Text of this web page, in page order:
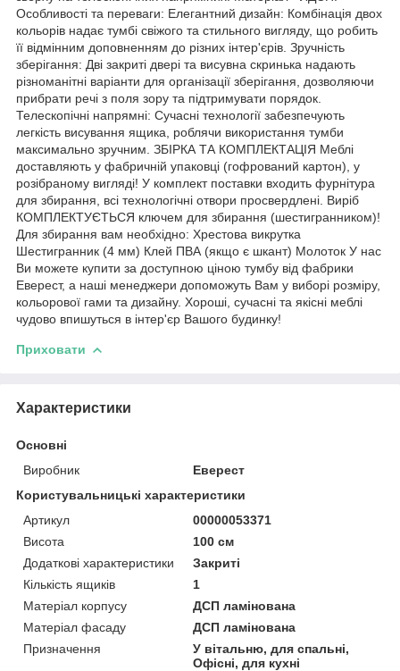
Особливості та переваги: Елегантний дизайн: Комбінація двох
кольорів надає тумбі свіжого та стильного вигляду, що робить
її відмінним доповненням до різних інтер'єрів. Зручність
зберігання: Дві закриті двері та висувна скринька надають
різноманітні варіанти для організації зберігання, дозволяючи
прибрати речі з поля зору та підтримувати порядок.
Телескопічні напрямні: Сучасні технології забезпечують
легкість висування ящика, роблячи використання тумби
максимально зручним. ЗБІРКА ТА КОМПЛЕКТАЦІЯ Меблі
доставляють у фабричній упаковці (гофрований картон), у
розібраному вигляді! У комплект поставки входить фурнітура
для збирання, всі технологічні отвори просвердлені. Виріб
КОМПЛЕКТУЄТЬСЯ ключем для збирання (шестигранником)!
Для збирання вам необхідно: Хрестова викрутка
Шестигранник (4 мм) Клей ПВА (якщо є шкант) Молоток У нас
Ви можете купити за доступною ціною тумбу від фабрики
Еверест, а наші менеджери допоможуть Вам у виборі розміру,
кольорової гами та дизайну. Хороші, сучасні та якісні меблі
чудово впишуться в інтер'єр Вашого будинку!
Приховати
Характеристики
Основні
Виробник
Еверест
Користувальницькі характеристики
Артикул
00000053371
Висота
100 см
Додаткові характеристики
Закриті
Кількість ящиків
1
Матеріал корпусу
ДСП ламінована
Матеріал фасаду
ДСП ламінована
Призначення
У вітальню, для спальні,
Офісні, для кухні